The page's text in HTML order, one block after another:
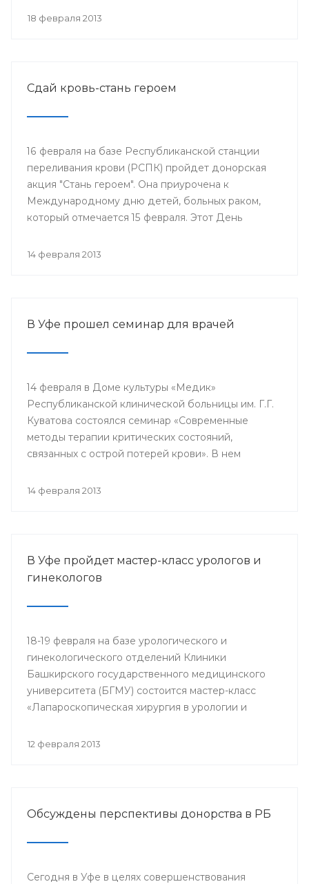
18 февраля 2013
Сдай кровь-стань героем
16 февраля на базе Республиканской станции
переливания крови (РСПК) пройдет донорская
акция "Стань героем". Она приурочена к
Международному дню детей, больных раком,
который отмечается 15 февраля. Этот День
патронатом Международного общества детских
14 февраля 2013
В Уфе прошел семинар для врачей
14 февраля в Доме культуры «Медик»
Республиканской клинической больницы им. Г.Г.
Куватова состоялся семинар «Современные
методы терапии критических состояний,
связанных с острой потерей крови». В нем
лечебной работе, акушеры-гинекологи, хирурги,
14 февраля 2013
В Уфе пройдет мастер-класс урологов и
гинекологов
18-19 февраля на базе урологического и
гинекологического отделений Клиники
Башкирского государственного медицинского
университета (БГМУ) состоится мастер-класс
«Лапароскопическая хирургия в урологии и
врачи урологи, хирурги, онкологи республики, а
12 февраля 2013
Обсуждены перспективы донорства в РБ
Сегодня в Уфе в целях совершенствования